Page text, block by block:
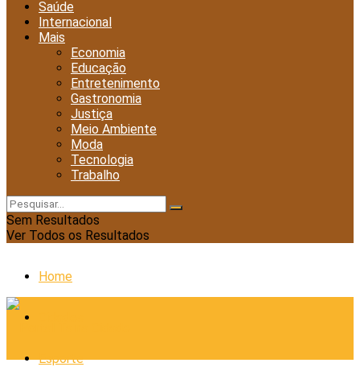
Saúde
Internacional
Mais
Economia
Educação
Entretenimento
Gastronomia
Justiça
Meio Ambiente
Moda
Tecnologia
Trabalho
Sem Resultados
Ver Todos os Resultados
Home
Esporte